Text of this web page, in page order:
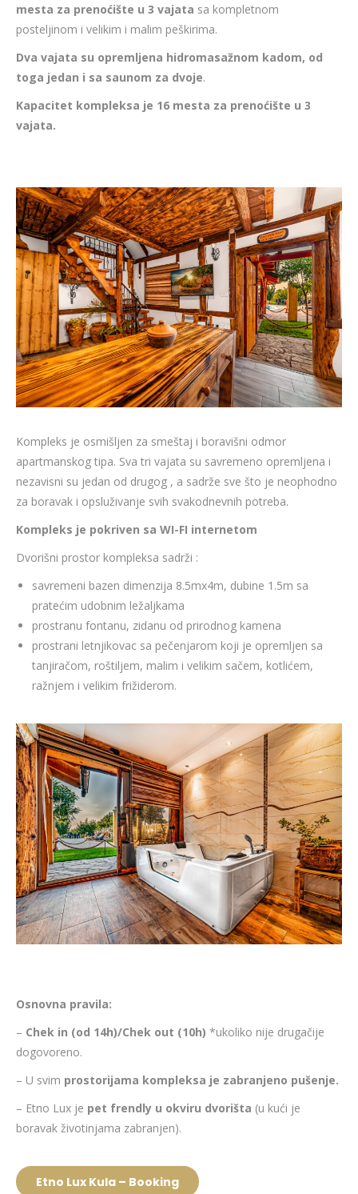
mesta za prenoćište u 3 vajata sa kompletnom
posteljinom i velikim i malim peškirima.
Dva vajata su opremljena hidromasažnom kadom, od
toga jedan i sa saunom za dvoje.
Kapacitet kompleksa je 16 mesta za prenoćište u 3
vajata.
Kompleks je osmišljen za smeštaj i boravišni odmor
apartmanskog tipa. Sva tri vajata su savremeno opremljena i
nezavisni su jedan od drugog , a sadrže sve što je neophodno
za boravak i opsluživanje svih svakodnevnih potreba.
Kompleks je pokriven sa WI-FI internetom
Dvorišni prostor kompleksa sadrži :
savremeni bazen dimenzija 8.5mx4m, dubine 1.5m sa
pratećim udobnim ležaljkama
prostranu fontanu, zidanu od prirodnog kamena
prostrani letnjikovac sa pečenjarom koji je opremljen sa
tanjiračom, roštiljem, malim i velikim sačem, kotlićem,
ražnjem i velikim frižiderom.
Osnovna pravila:
– Chek in (od 14h)/Chek out (10h) *ukoliko nije drugačije
dogovoreno.
– U svim prostorijama kompleksa je zabranjeno pušenje.
– Etno Lux je pet frendly u okviru dvorišta (u kući je
boravak životinjama zabranjen).
Etno Lux Kula – Booking